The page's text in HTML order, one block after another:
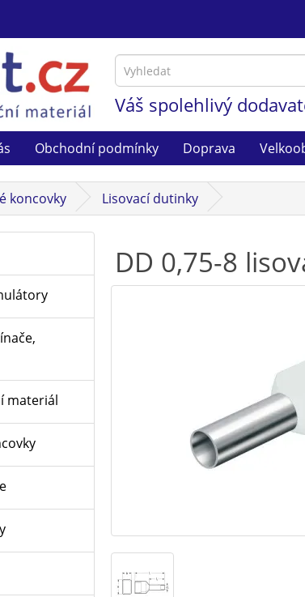
Váš spolehlivý
Obchodní podmínky Doprava
koncovky Lisovací dutinky
materiál
DD 0,75-8